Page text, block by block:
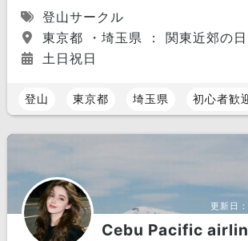
登山サークル
東京都 ・埼玉県 ： 関東近郊の
土日祝日
登山 東京都 埼玉県 初心者歓
更新日：
Cebu Pacific